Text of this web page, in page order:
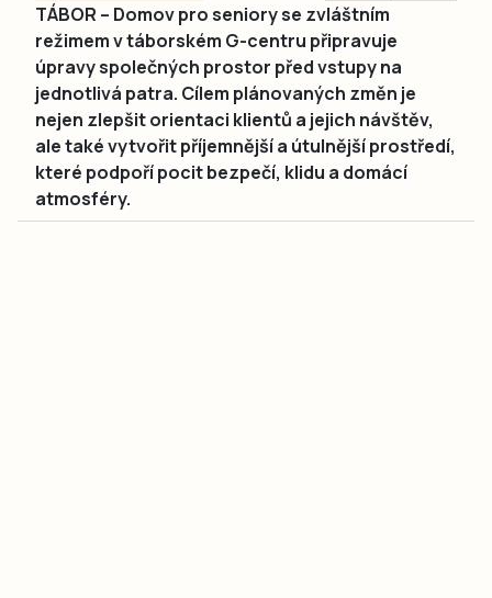
TÁBOR – Domov pro seniory se zvláštním
režimem v táborském G-centru připravuje
úpravy společných prostor před vstupy na
jednotlivá patra. Cílem plánovaných změn je
nejen zlepšit orientaci klientů a jejich návštěv,
ale také vytvořit příjemnější a útulnější prostředí,
které podpoří pocit bezpečí, klidu a domácí
atmosféry.